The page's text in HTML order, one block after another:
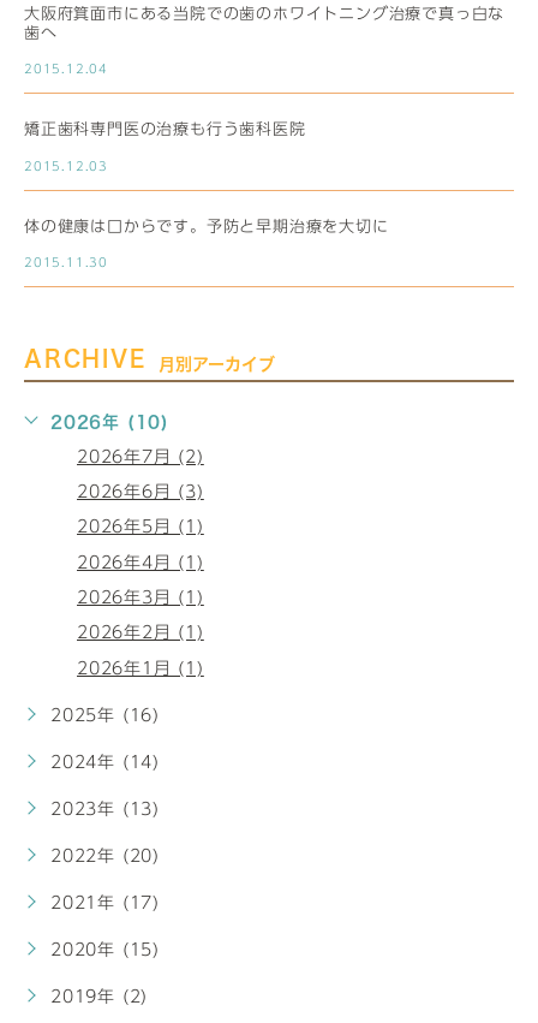
大阪府箕面市にある当院での歯のホワイトニング治療で真っ白な
歯へ
2015.12.04
矯正歯科専門医の治療も行う歯科医院
2015.12.03
体の健康は口からです。予防と早期治療を大切に
2015.11.30
ARCHIVE 月別アーカイブ
2026年 (10)
2026年7月 (2)
2026年6月 (3)
2026年5月 (1)
2026年4月 (1)
2026年3月 (1)
2026年2月 (1)
2026年1月 (1)
2025年 (16)
2024年 (14)
2023年 (13)
2022年 (20)
2021年 (17)
2020年 (15)
2019年 (2)